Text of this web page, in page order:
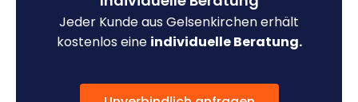
Jeder Kunde aus Gelsenkirchen erhält
kostenlos eine individuelle Beratung.